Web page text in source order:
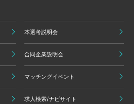
本選考説明会
合同企業説明会
マッチングイベント
求人検索/ナビサイト